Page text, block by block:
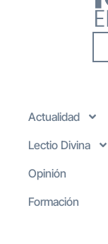
Actualidad
Lectio Divina
Opinión
Formación